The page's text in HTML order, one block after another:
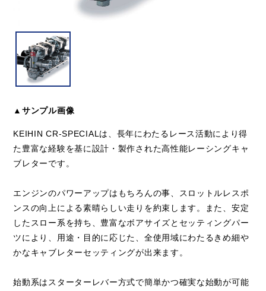
▲サンプル画像
KEIHIN CR-SPECIALは、長年にわたるレース活動により得
た豊富な経験を基に設計・製作された高性能レーシングキャ
ブレターです。
エンジンのパワーアップはもちろんの事、スロットルレスポ
ンスの向上による素晴らしい走りを約束します。また、安定
したスロー系を持ち、豊富なボアサイズとセッティングパー
ツにより、用途・目的に応じた、全使用域にわたるきめ細や
かなキャブレターセッティングが出来ます。
始動系はスターターレバー方式で簡単かつ確実な始動が可能